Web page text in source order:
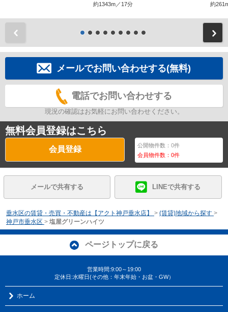
約1343m／17分 約
メールでお問い合わせする(無料)
電話でお問い合わせする
現況の確認はお気軽にお問い合わせください。
無料会員登録はこちら
会員登録 公開物件数：0件
会員物件数：0件
メールで共有する LINEで共有する
垂水区の賃貸・売買・不動産は【アクト神戸垂水店】 > (賃貸)地域から探す >
神戸市垂水区 > 塩屋グリーンハイツ
ページトップに戻る
営業時間:9:00～19:00
定休日:水曜日(その他：年末年始・お盆・GW）
ホーム